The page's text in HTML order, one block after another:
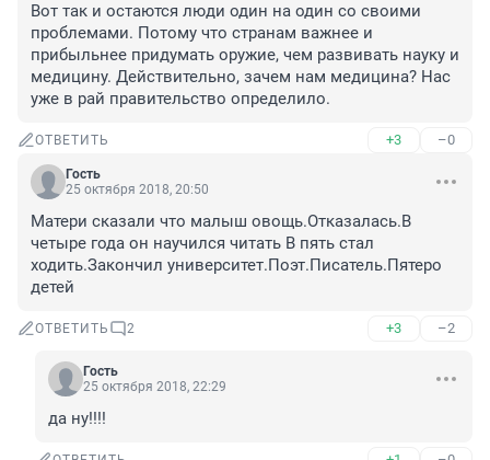
Вот так и остаются люди один на один со своими
проблемами. Потому что странам важнее и
прибыльнее придумать оружие, чем развивать науку и
медицину. Действительно, зачем нам медицина? Нас
уже в рай правительство определило.
ОТВЕТИТЬ +3 –0
Гость
25 октября 2018, 20:50
Матери сказали что малыш овощь.Отказалась.В
четыре года он научился читать В пять стал
ходить.Закончил университет.Поэт.Писатель.Пятеро
детей
ОТВЕТИТЬ 2 +3 –2
Гость
25 октября 2018, 22:29
да ну!!!!